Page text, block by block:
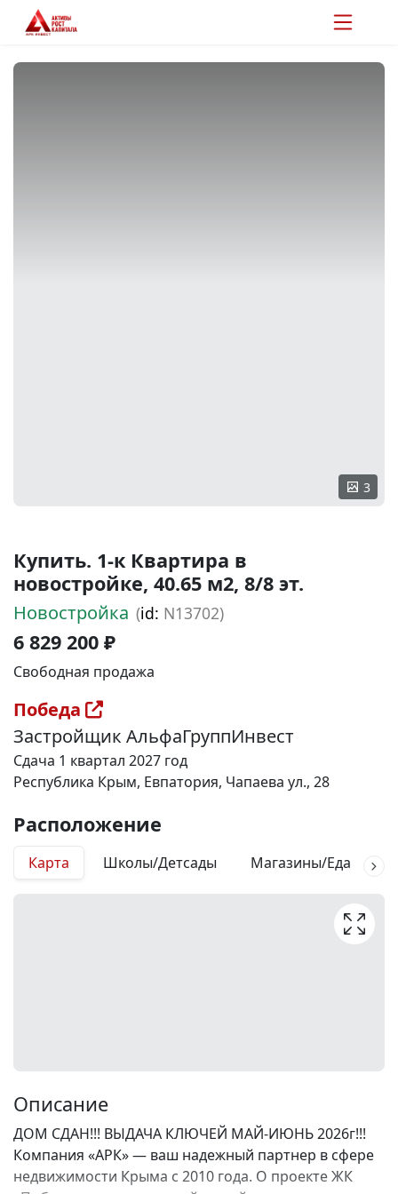
3
Купить. 1-к Квартира в
новостройке, 40.65 м2, 8/8 эт.
Новостройка (id: N13702)
6 829 200 ₽
Свободная продажа
Победа
Застройщик АльфаГруппИнвест
Сдача 1 квартал 2027 год
Республика Крым, Евпатория, Чапаева ул., 28
Расположение
Карта Школы/Детсады Магазины/Еда
Описание
ДОМ СДАН!!! ВЫДАЧА КЛЮЧЕЙ МАЙ-ИЮНЬ 2026г!!!
Компания «АРК» — ваш надежный партнер в сфере
недвижимости Крыма с 2010 года. О проекте ЖК